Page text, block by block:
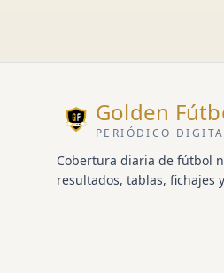
Golden
PERIÓDICO
Cobertura diaria de fútbol
resultados, tablas, fichajes